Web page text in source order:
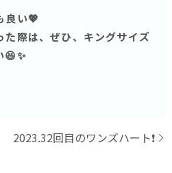
良い💖
た際は、ぜひ、キングサイズ
😆✨
2023.32回目のワンズハート❗️